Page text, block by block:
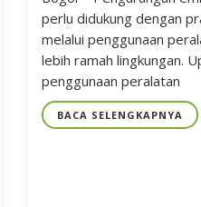
perlu didukung dengan
melalui penggunaan
lebih ramah lingkungan.
penggunaan peralatan
BACA SELENGKAPNYA